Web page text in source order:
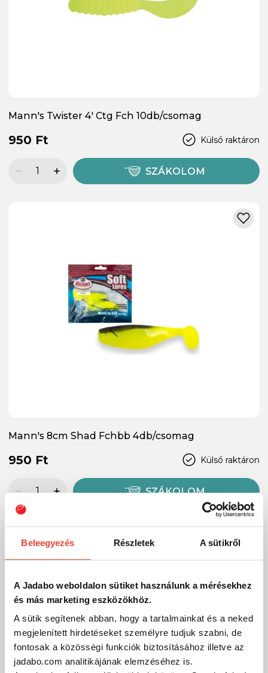
Beleegyezés Részletek A sütikről
A Jadabo weboldalon sütiket használunk a mérésekhez
és más marketing eszközökhöz.
A sütik segítenek abban, hogy a tartalmainkat és a neked
megjelenített hirdetéseket személyre tudjuk szabni, de
fontosak a közösségi funkciók biztosításához illetve az
jadabo.com analitikájának elemzéséhez is.
Mann's Twister 4' Ctg Fch 10db/csomag
Külső raktáron
950 Ft
SZÁKOLOM
Mann's 8cm Shad Fchbb 4db/csomag
Külső raktáron
950 Ft
SZÁKOLOM